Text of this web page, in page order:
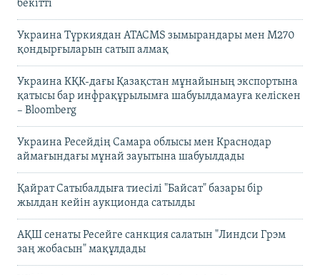
бекітті
Украина Түркиядан ATACMS зымырандары мен M270
қондырғыларын сатып алмақ
Украина КҚК-дағы Қазақстан мұнайының экспортына
қатысы бар инфрақұрылымға шабуылдамауға келіскен
– Bloomberg
Украина Ресейдің Самара облысы мен Краснодар
аймағындағы мұнай зауытына шабуылдады
Қайрат Сатыбалдыға тиесілі "Байсат" базары бір
жылдан кейін аукционда сатылды
АҚШ сенаты Ресейге санкция салатын "Линдси Грэм
заң жобасын" мақұлдады